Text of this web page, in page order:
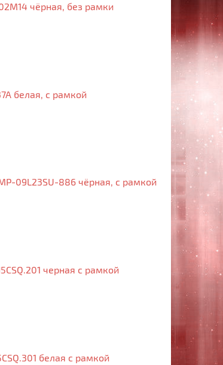
чёрная, без рамки
белая, с рамкой
09L23SU-886 чёрная, с рамкой
черная с рамкой
белая с рамкой